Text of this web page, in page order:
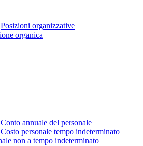
Posizioni organizzative
organica
Conto annuale del personale
Costo personale tempo indeterminato
non a tempo indeterminato